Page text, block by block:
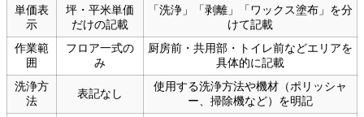
単価表
示
坪・平米単価
だけの記載
「洗浄」「剥離」「ワックス塗布」を分
けて記載
作業範
囲
フロア一式の
み
厨房前・共用部・トイレ前などエリアを
具体的に記載
洗浄方
法
表記なし
使用する洗浄方法や機材（ポリッシャ
ー、掃除機など）を明記